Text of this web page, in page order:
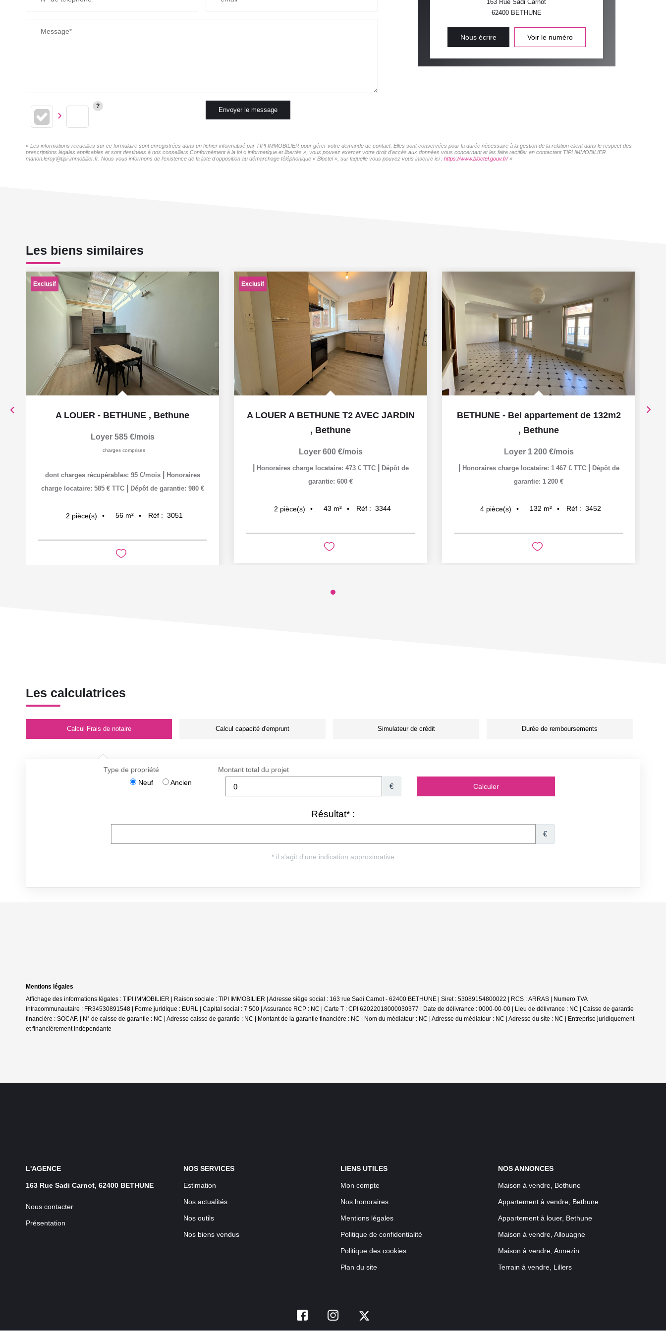
Message*
Envoyer le message
163 Rue Sadi Carnot
62400 BETHUNE
Nous écrire Voir le numéro
« Les informations recueillies sur ce formulaire sont enregistrées dans un fichier informatisé par TIPI IMMOBILIER pour gérer votre demande de contact. Elles sont conservées pour la durée nécessaire à la gestion de la relation client dans le respect des
prescriptions légales applicables et sont destinées à nos conseillers Conformément à la loi « informatique et libertés », vous pouvez exercer votre droit d'accès aux données vous concernant et les faire rectifier en contactant TIPI IMMOBILIER
manon.leroy@tipi-immobilier.fr. Nous vous informons de l'existence de la liste d'opposition au démarchage téléphonique « Bloctel », sur laquelle vous pouvez vous inscrire ici : https://www.bloctel.gouv.fr/»
Les biens similaires
Exclusif
A LOUER - BETHUNE , Bethune
Loyer 585 €/mois
charges comprises
dont charges récupérables: 95 €/mois
Honoraires
charge locataire: 585 € TTC
Dépôt de garantie: 980 €
2 pièce(s) 56 m² Réf : 3051
Exclusif
A LOUER A BETHUNE T2 AVEC JARDIN
, Bethune
Loyer 600 €/mois
Honoraires charge locataire: 473 € TTC
Dépôt de
garantie: 600 €
2 pièce(s) 43 m² Réf : 3344
BETHUNE - Bel appartement de 132m2
, Bethune
Loyer 1 200 €/mois
Honoraires charge locataire: 1 467 € TTC
Dépôt de
garantie: 1 200 €
4 pièce(s) 132 m² Réf : 3452
Les calculatrices
Calcul Frais de notaire Calcul capacité d'emprunt Simulateur de crédit Durée de remboursements
Mentions légales
Affichage des informations légales : TIPI IMMOBILIER | Raison sociale : TIPI IMMOBILIER | Adresse siège social : 163 rue Sadi Carnot - 62400 BETHUNE | Siret : 53089154800022 | RCS : ARRAS | Numero TVA
Intracommunautaire : FR34530891548 | Forme juridique : EURL | Capital social : 7 500 | Assurance RCP : NC | Carte T : CPI 62022018000030377 | Date de délivrance : 0000-00-00 | Lieu de délivrance : NC | Caisse de garantie
financière : SOCAF. | N° de caisse de garantie : NC | Adresse caisse de garantie : NC | Montant de la garantie financière : NC | Nom du médiateur : NC | Adresse du médiateur : NC | Adresse du site : NC |
Entreprise juridiquement
et financièrement indépendante
L'AGENCE
163 Rue Sadi Carnot, 62400 BETHUNE
Nous contacter
Présentation
NOS SERVICES
Estimation
Nos actualités
Nos outils
Nos biens vendus
LIENS UTILES
Mon compte
Nos honoraires
Mentions légales
Politique de confidentialité
Politique des cookies
Plan du site
NOS ANNONCES
Maison à vendre, Bethune
Appartement à vendre, Bethune
Appartement à louer, Bethune
Maison à vendre, Allouagne
Maison à vendre, Annezin
Terrain à vendre, Lillers